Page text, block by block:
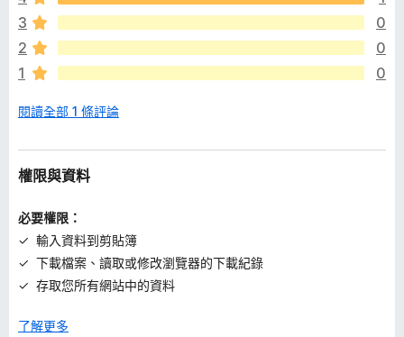
評
分
3
0
2
0
1
0
閱讀全部 1 條評論
權限與資料
必要權限：
輸入資料到剪貼簿
下載檔案、讀取或修改瀏覽器的下載紀錄
存取您所有網站中的資料
了解更多